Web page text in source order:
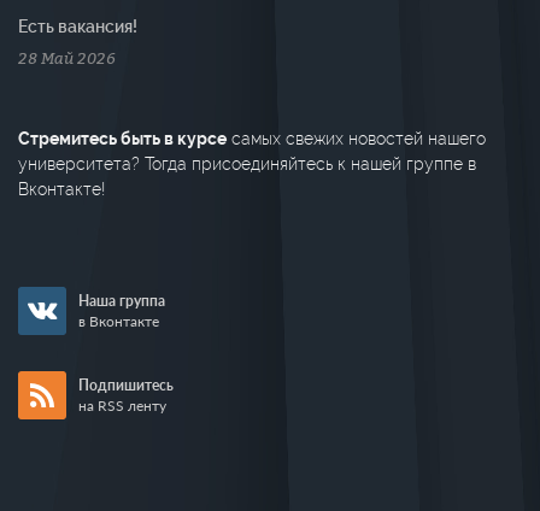
Есть вакансия!
28 Май 2026
Стремитесь быть в курсе самых свежих новостей нашего
университета? Тогда присоединяйтесь к нашей группе в
Вконтакте!
Наша группа
в Вконтакте
Подпишитесь
на RSS ленту